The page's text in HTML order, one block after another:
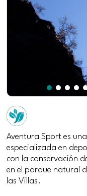
Aventura Sport es
especializada en
con la conservación
en el parque natural
las Villas.